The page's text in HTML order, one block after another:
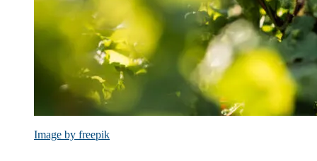
Image by freepik